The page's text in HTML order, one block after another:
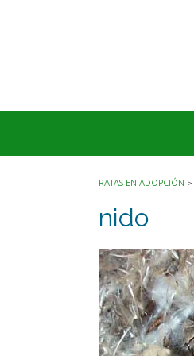
RATAS EN ADOPCIÓN >
nido